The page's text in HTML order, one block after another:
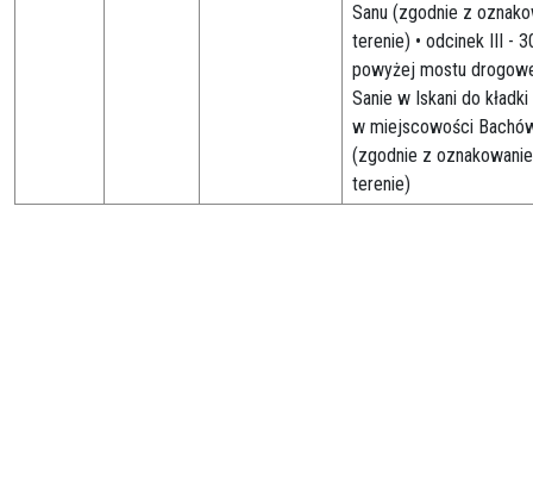
Sanu (zgodnie z
terenie) • odcinek III -
powyżej mostu
Sanie w Iskani do kładki
w miejscowości
(zgodnie z
terenie)